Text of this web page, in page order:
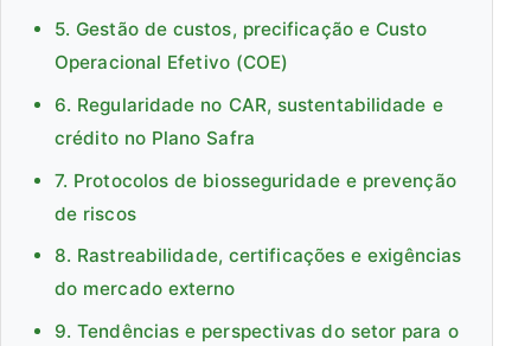
5. Gestão de custos, precificação e Custo
Operacional Efetivo (COE)
6. Regularidade no CAR, sustentabilidade e
crédito no Plano Safra
7. Protocolos de biosseguridade e prevenção
de riscos
8. Rastreabilidade, certificações e exigências
do mercado externo
9. Tendências e perspectivas do setor para o